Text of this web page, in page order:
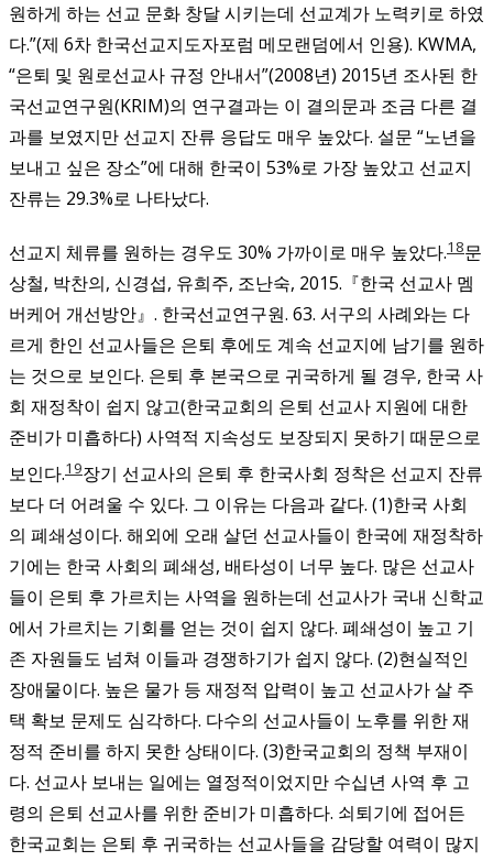
원하게 하는 선교 문화 창달 시키는데 선교계가 노력키로 하였
다.”(제 6차 한국선교지도자포럼 메모랜덤에서 인용). KWMA,
“은퇴 및 원로선교사 규정 안내서”(2008년) 2015년 조사된 한
국선교연구원(KRIM)의 연구결과는 이 결의문과 조금 다른 결
과를 보였지만 선교지 잔류 응답도 매우 높았다. 설문 “노년을
보내고 싶은 장소”에 대해 한국이 53%로 가장 높았고 선교지
잔류는 29.3%로 나타났다.
선교지 체류를 원하는 경우도 30% 가까이로 매우 높았다.18문
상철, 박찬의, 신경섭, 유희주, 조난숙, 2015.『한국 선교사 멤
버케어 개선방안』. 한국선교연구원. 63. 서구의 사례와는 다
르게 한인 선교사들은 은퇴 후에도 계속 선교지에 남기를 원하
는 것으로 보인다. 은퇴 후 본국으로 귀국하게 될 경우, 한국 사
회 재정착이 쉽지 않고(한국교회의 은퇴 선교사 지원에 대한
준비가 미흡하다) 사역적 지속성도 보장되지 못하기 때문으로
보인다.19장기 선교사의 은퇴 후 한국사회 정착은 선교지 잔류
보다 더 어려울 수 있다. 그 이유는 다음과 같다. (1)한국 사회
의 폐쇄성이다. 해외에 오래 살던 선교사들이 한국에 재정착하
기에는 한국 사회의 폐쇄성, 배타성이 너무 높다. 많은 선교사
들이 은퇴 후 가르치는 사역을 원하는데 선교사가 국내 신학교
에서 가르치는 기회를 얻는 것이 쉽지 않다. 폐쇄성이 높고 기
존 자원들도 넘쳐 이들과 경쟁하기가 쉽지 않다. (2)현실적인
장애물이다. 높은 물가 등 재정적 압력이 높고 선교사가 살 주
택 확보 문제도 심각하다. 다수의 선교사들이 노후를 위한 재
정적 준비를 하지 못한 상태이다. (3)한국교회의 정책 부재이
다. 선교사 보내는 일에는 열정적이었지만 수십년 사역 후 고
령의 은퇴 선교사를 위한 준비가 미흡하다. 쇠퇴기에 접어든
한국교회는 은퇴 후 귀국하는 선교사들을 감당할 여력이 많지